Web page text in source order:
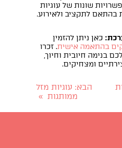
שונות של עוגיות
בהתאם לתקציב ולאירוע.
כאן ניתן להזמין
בהתאמה אישית. זכרו
בנימה חיובית וחיוך,
ומצחיקים.
הבא: עוגיות מזל
ממותגות »